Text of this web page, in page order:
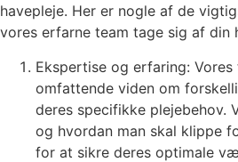
havepleje. Her er nogle af de
vores erfarne team tage sig af din
Ekspertise og erfaring:
omfattende viden om
deres specifikke plejebehov.
og hvordan man skal klippe
for at sikre deres optimale